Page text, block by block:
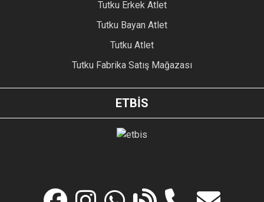
Tutku Erkek Atlet
Tutku Bayan Atlet
Tutku Atlet
Tutku Fabrika Satış Mağazası
ETBİS